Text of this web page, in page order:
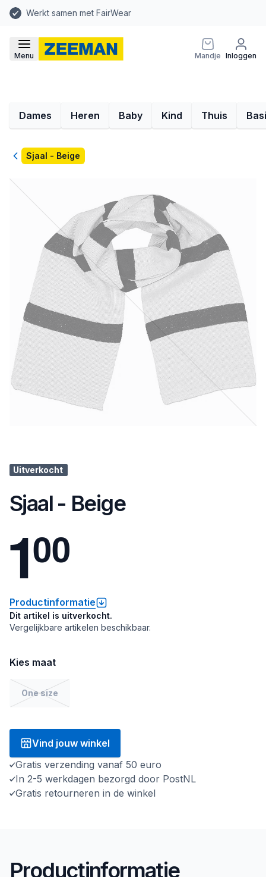
Werkt samen met FairWear
Menu Mandje Inloggen
Dames Heren Baby Kind Thuis
TerugSjaal - Beige
Uitverkocht
Sjaal - Beige
100
Productinformatie
Dit artikel is uitverkocht.
Vergelijkbare artikelen beschikbaar.
Kies maat
One size
Vind jouw winkel
Gratis verzending vanaf 50 euro
In 2-5 werkdagen bezorgd door PostNL
Gratis retourneren in de winkel
Productinformatie